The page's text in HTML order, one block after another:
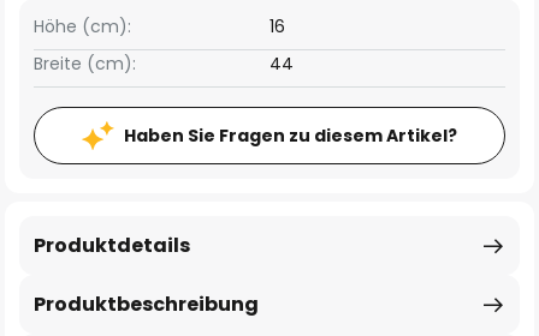
Breite (cm): 44
Höhe (cm): 16
Haben Sie Fragen zu diesem Artikel?
Produktbeschreibung
Produktdetails